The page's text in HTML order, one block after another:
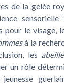
de la gelée
sensorielle
pour le visage,
à la
les
un rôle
jeunesse